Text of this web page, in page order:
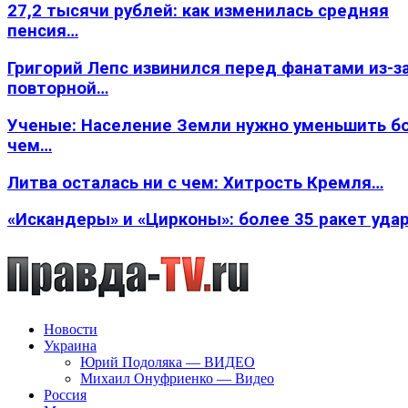
27,2 тысячи рублей: как изменилась средняя
пенсия…
Григорий Лепс извинился перед фанатами из-
повторной…
Ученые: Население Земли нужно уменьшить
чем…
Литва осталась ни с чем: Хитрость Кремля…
«Искандеры» и «Цирконы»: более 35 ракет
Новости
Украина
Юрий Подоляка — ВИДЕО
Михаил Онуфриенко — Видео
Россия